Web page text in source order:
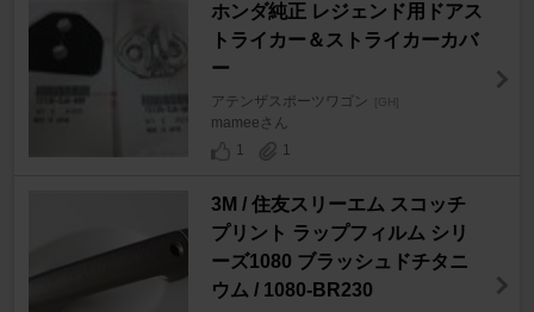
ホンダ純正 レジェンド用ドアス
トライカー＆ストライカーカバ
ー
アテンザスポーツワゴン [GH]
mameeさん
1
1
3M / 住友スリーエム スコッチ
プリント ラップフィルム シリ
ーズ1080 ブラッシュドチタニ
ウム / 1080-BR230